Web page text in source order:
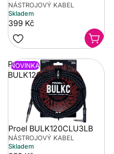
NÁSTROJOVÝ KABEL
Skladem
399 Kč
Proel
BULK120CLU3LB
NOVINKA
Proel BULK120CLU3LB
NÁSTROJOVÝ KABEL
Skladem